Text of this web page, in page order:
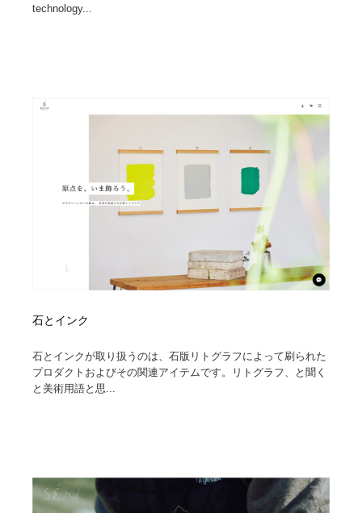
technology...
石とインク
石とインクが取り扱うのは、石版リトグラフによって刷られた
プロダクトおよびその関連アイテムです。リトグラフ、と聞く
と美術用語と思...